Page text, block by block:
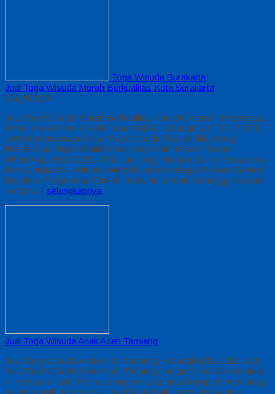
Toga Wisuda Surakarta
Jual Toga Wisuda Murah Berkualitas Kota Surakarta
9 April 2026
Jual Toga Wisuda Murah Berkualitas Kota Surakarta, Terpercaya,
Aman dan Amanah Sejak Tahun 1999, Hubungi Kami 0812-2282-
1060 Industri manufaktur Toga Wisuda Ramah di kantong
Profesional Diperuntukkan bagi Sejumlah Tahap Edukasi
WhatsApp: 0812-2282-1060 Jual Toga Wisuda Murah Berkualitas
Kota Surakarta – Wisuda Memiliki peran sebagai Periode Sentral
Di sektor Pergerakan Edukasi Individu tertentu Sehingga banyak
institusi… selengkapnya
Jual Toga Wisuda Anak Aceh Tamiang
Jual Toga Wisuda Anak Aceh Tamiang Hubungi 0812-2282-1060
Jual Toga Wisuda Anak Aceh Tamiang Nangro Aceh Darussalam
– Temukan Paket Promosi toga wisuda anak komplet pada harga
paling murah dan memiliki kualitas terbaik, kami kasih untuk